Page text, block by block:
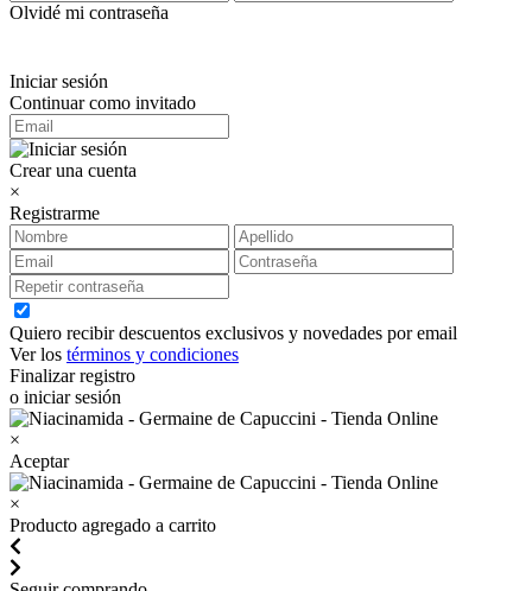
Olvidé mi contraseña
Iniciar sesión
Continuar como invitado
Crear una cuenta
×
Registrarme
Quiero recibir descuentos exclusivos y novedades por email
Ver los términos y condiciones
Finalizar registro
o iniciar sesión
×
Aceptar
×
Producto agregado a carrito